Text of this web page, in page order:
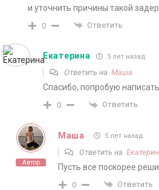
и уточнить причины такой
0 Ответить
Екатерина 5 лет назад
Ответить на Маша
Спасибо, попробую написать
0 Ответить
Автор
Маша 5 лет назад
Ответить на
Пусть все поскорее
0 Ответить